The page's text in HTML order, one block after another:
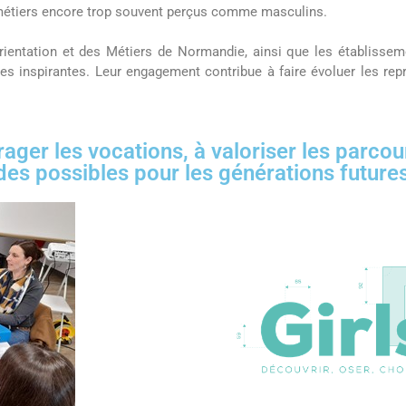
encore trop souvent perçus comme masculins.
et des Métiers de Normandie, ainsi que les
inspirantes. Leur engagement contribue à faire évoluer les
les vocations, à valoriser les
possibles pour les générations